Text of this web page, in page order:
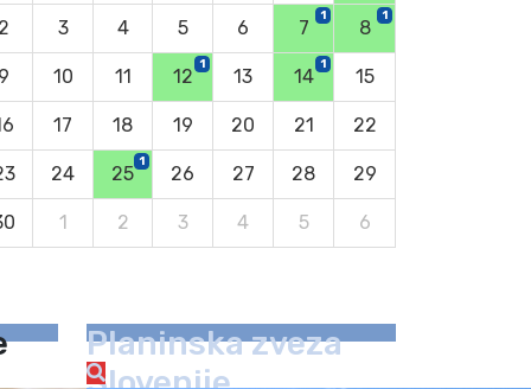
3 4 5 6 7
1
8
1
10 11 12
1
13 14
1
15
17 18 19 20 21 22
24 25
1
26 27 28 29
1 2 3 4 5 6
Planinska zveza